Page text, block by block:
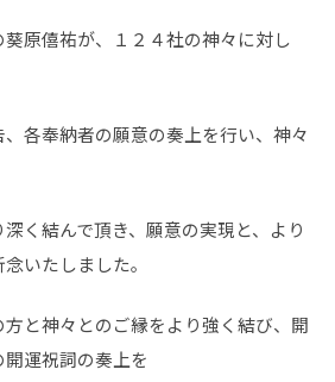
原僖祐が、１２４社の神々に対し
、各奉納者の願意の奏上を行い、神々
く結んで頂き、願意の実現と、より
いたしました。
と神々とのご縁をより強く結び、開
運祝詞の奏上を